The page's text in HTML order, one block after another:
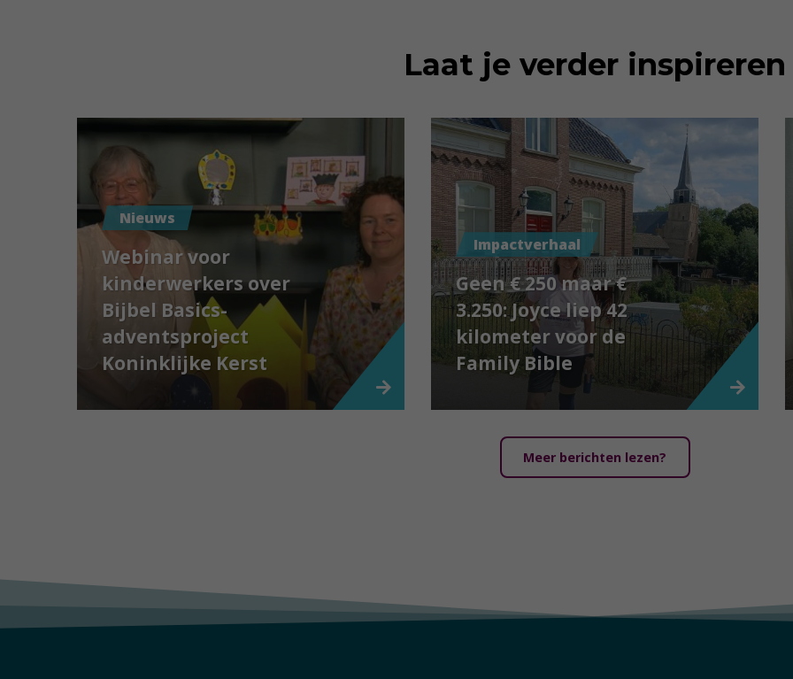
Laat je verder inspireren
Nieuws
Webinar voor
kinderwerkers over
Bijbel Basics-
adventsproject
Koninklijke Kerst
Impactverhaal
Geen € 250 maar €
3.250: Joyce liep 42
kilometer voor de
Family Bible
Meer berichten lezen?